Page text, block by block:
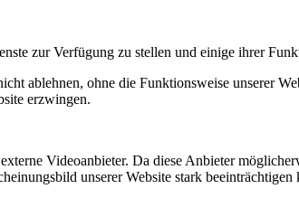
zur Verfügung zu stellen und einige ihrer
ablehnen, ohne die Funktionsweise unserer
erzwingen.
Videoanbieter. Da diese Anbieter
unserer Website stark